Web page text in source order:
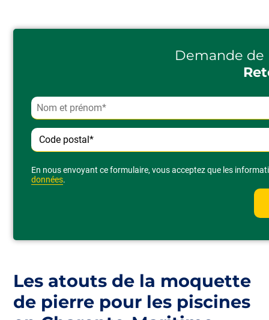
Demande
En nous envoyant ce formulaire, vous acceptez que les
données.
Les atouts de la moquette
de pierre pour les piscines